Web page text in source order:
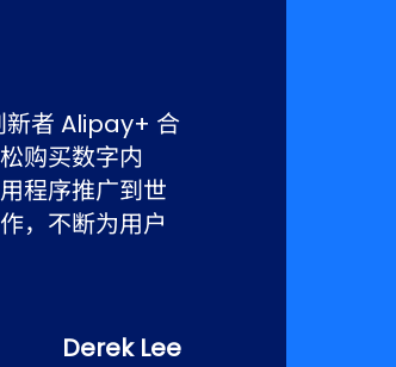
合作，快速在
支付布局并不
下坚实的基